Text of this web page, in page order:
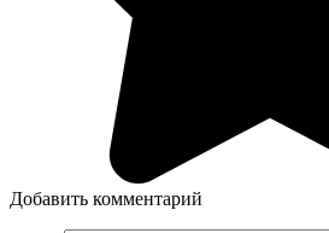
Добавить комментарий